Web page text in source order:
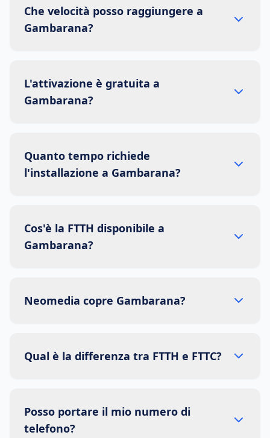
Che velocità posso raggiungere a
Gambarana?
L'attivazione è gratuita a
Gambarana?
Quanto tempo richiede
l'installazione a Gambarana?
Cos'è la FTTH disponibile a
Gambarana?
Neomedia copre Gambarana?
Qual è la differenza tra FTTH e FTTC?
Posso portare il mio numero di
telefono?